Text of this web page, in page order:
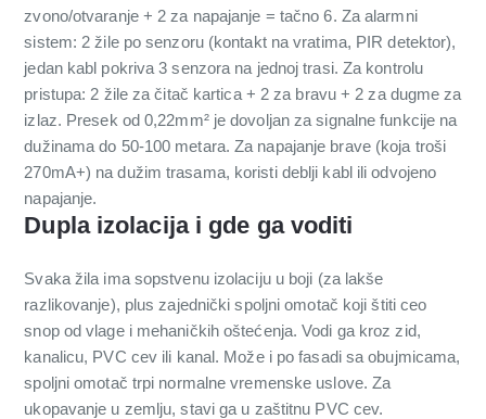
zvono/otvaranje + 2 za napajanje = tačno 6. Za alarmni
sistem: 2 žile po senzoru (kontakt na vratima, PIR detektor),
jedan kabl pokriva 3 senzora na jednoj trasi. Za kontrolu
pristupa: 2 žile za čitač kartica + 2 za bravu + 2 za dugme za
izlaz. Presek od 0,22mm² je dovoljan za signalne funkcije na
dužinama do 50-100 metara. Za napajanje brave (koja troši
270mA+) na dužim trasama, koristi deblji kabl ili odvojeno
napajanje.
Dupla izolacija i gde ga voditi
Svaka žila ima sopstvenu izolaciju u boji (za lakše
razlikovanje), plus zajednički spoljni omotač koji štiti ceo
snop od vlage i mehaničkih oštećenja. Vodi ga kroz zid,
kanalicu, PVC cev ili kanal. Može i po fasadi sa obujmicama,
spoljni omotač trpi normalne vremenske uslove. Za
ukopavanje u zemlju, stavi ga u zaštitnu PVC cev.